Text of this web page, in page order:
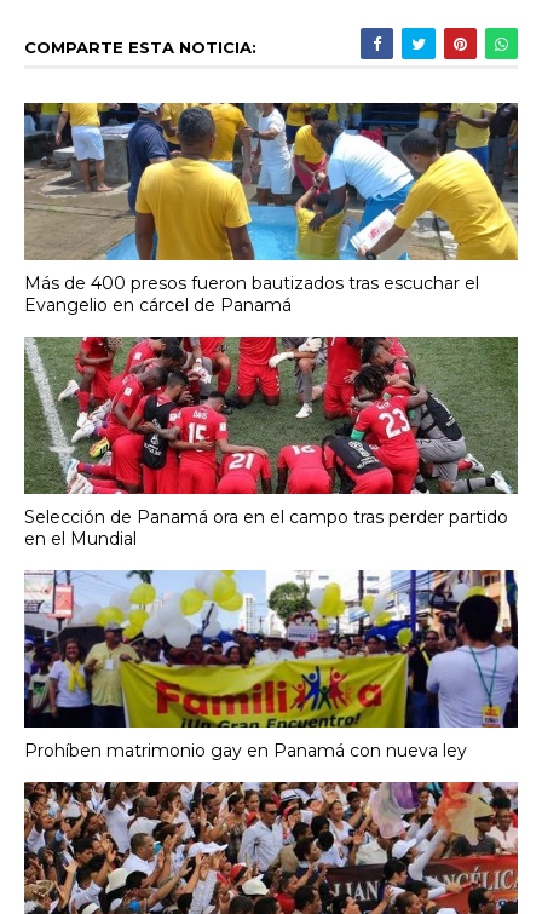
COMPARTE ESTA NOTICIA:
Más de 400 presos fueron bautizados tras escuchar el
Evangelio en cárcel de Panamá
Selección de Panamá ora en el campo tras perder partido
en el Mundial
Prohíben matrimonio gay en Panamá con nueva ley